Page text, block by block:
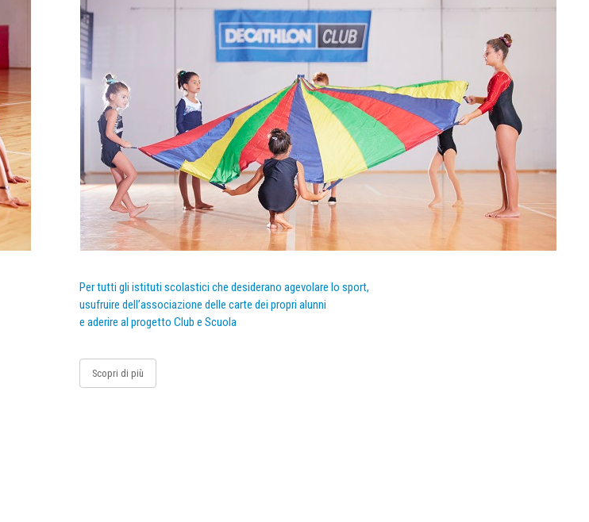
Per tutti gli istituti scolastici che desiderano agevolare lo sport,
usufruire dell’associazione delle carte dei propri alunni
e aderire al progetto Club e Scuola
Scopri di più